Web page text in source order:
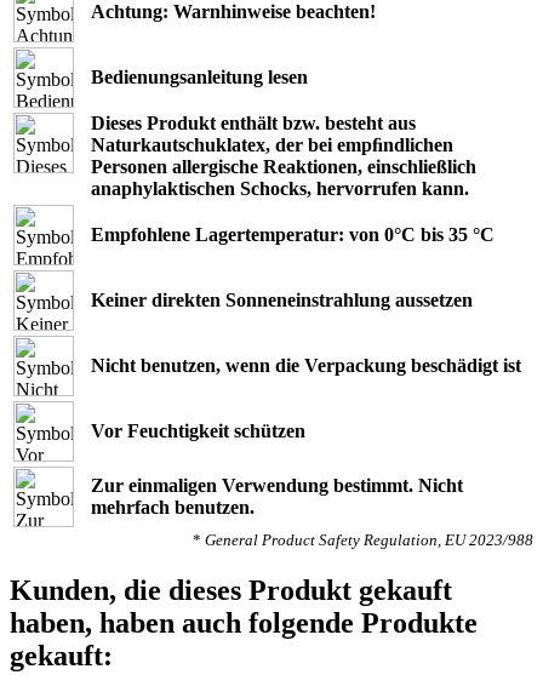
Achtung: Warnhinweise beachten!
Bedienungsanleitung lesen
Dieses Produkt enthält bzw. besteht aus
Naturkautschuklatex, der bei empﬁndlichen
Personen allergische Reaktionen, einschließlich
anaphylaktischen Schocks, hervorrufen kann.
Empfohlene Lagertemperatur: von 0°C bis 35 °C
Keiner direkten Sonneneinstrahlung aussetzen
Nicht benutzen, wenn die Verpackung beschädigt ist
Vor Feuchtigkeit schützen
Zur einmaligen Verwendung bestimmt. Nicht
mehrfach benutzen.
* General Product Safety Regulation, EU 2023/988
Kunden, die dieses Produkt gekauft
haben, haben auch folgende Produkte
gekauft: